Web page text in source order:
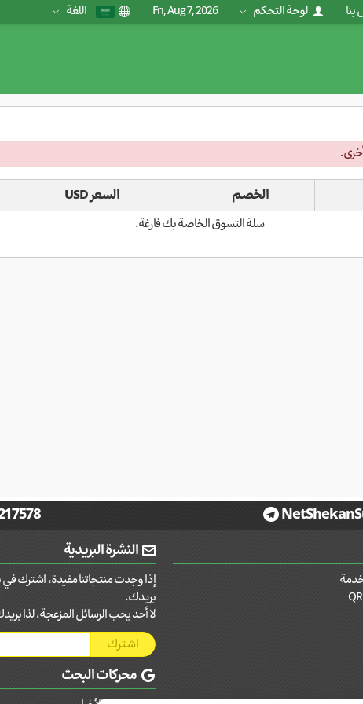
لوحة التحكم Fri, Aug 7, 2026 اللغة
الخصم السعر USD
سلة التسوق الخاصة بك فارغة.
النشرة البريدية
إذا وجدت منتجاتنا مفيدة، اشترك
بريدك.
لا أحد يحب الرسائل المزعجة، لذا
اشترك
محركات البحث